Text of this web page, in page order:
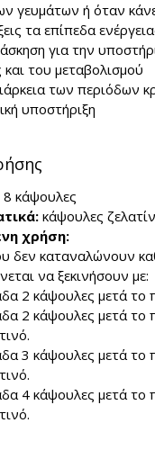
γευμάτων ή όταν
τα επίπεδα
για την
του μεταβολισμού
των περιόδων
υποστήριξη
8 κάψουλες
κάψουλες
χρήση:
δεν καταναλώνουν
να ξεκινήσουν με:
2 κάψουλες μετά το
2 κάψουλες μετά το
3 κάψουλες μετά το
4 κάψουλες μετά το